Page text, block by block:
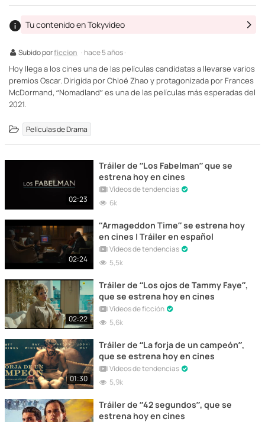
Subido porficcion · hace 5 años ·
Tu contenido en Tokyvideo
Hoy llega a los cines una de las películas candidatas a llevarse varios
premios Oscar. Dirigida por Chloé Zhao y protagonizada por Frances
McDormand, “Nomadland” es una de las películas más esperadas del
2021.
Películas de Drama
02:23
Tráiler de “Los Fabelman” que se
estrena hoy en cines
Vídeos de tendencias
6k
02:24
“Armageddon Time” se estrena hoy
en cines | Tráiler en español
Vídeos de tendencias
5,5k
02:22
Tráiler de “Los ojos de Tammy Faye”,
que se estrena hoy en cines
Vídeos de ficción
5,6k
01:30
Tráiler de “La forja de un campeón”,
que se estrena hoy en cines
Vídeos de tendencias
5,9k
Tráiler de “42 segundos”, que se
estrena hoy en cines